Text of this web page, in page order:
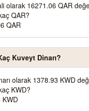
olarak 16271.06 QAR
QAR?
QAR
Kuveyt Dinarı?
olarak 1378.93 KWD
KWD?
KWD